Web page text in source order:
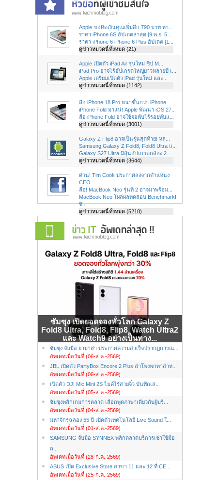
Apple ขอคิดเงินคุณเพิ่มอีก 790 บาท หา...
ราคา iPhone 6S อัปเดตล่าสุด [9 พ.ย. 5...
ราคา iPhone 6 iPhone 6 Plus อัปเดต [1...
ดูข่าวหมวดนี้ทั้งหมด (21)
Apple เปิดตัว iPad Air รุ่นใหม่ ชิป M...
iPad Pro อาจไร้อัปเกรดใหญ่ยาวหลายปี เ...
Apple เตรียมเปิดตัว iPad รุ่นใหม่ และ...
ดูข่าวหมวดนี้ทั้งหมด (1142)
ลือ iPhone 18 Pro หนาขึ้นกว่า iPhone ...
iPhone Fold มาแน่! Apple พัฒนา iOS 27...
ลือ iPhone Fold อาจใช้จอพับไร้รอยพับแ...
ดูข่าวหมวดนี้ทั้งหมด (3001)
Galaxy Z Flip8 อาจเป็นรุ่นสุดท้าย! หล...
Samsung Galaxy Z Fold8, Fold8 Ultra แ...
Galaxy S27 Ultra มีลุ้นอัปเกรดกล้อง 2...
ดูข่าวหมวดนี้ทั้งหมด (3644)
ด่วน! Tim Cook ประกาศลงจากตำแหน่ง
CEO...
ลือ! MacBook Neo รุ่นที่ 2 อาจมาพร้อม...
MacBook Neo โผล่ผลทดสอบ Benchmark!
ชิ...
ดูข่าวหมวดนี้ทั้งหมด (5218)
ซัมซุง เปิดยอดจองทั่วโลก Galaxy Z
Fold8 Ultra, Fold8, Flip8, Watch Ultra2
และ Watch9 อย่างเป็นทาง...
ซัมซุง จับมือ ยามาฮ่า ประกาศความสำเร็จปรากฏการณ...
อัพเดทเมื่อวันที่ (06-ส.ค.-2569)
JBL เปิดตัว PartyBox Encore 2 Plus ลำโพงพกพาสำห...
อัพเดทเมื่อวันที่ (06-ส.ค.-2569)
เปิดตัว DJI Mic Mini 2S ไมค์ไร้สายจิ๋ว บันทึกเส...
อัพเดทเมื่อวันที่ (05-ส.ค.-2569)
ซัมซุงพลิกเกมการตลาด เลือกพูดภาษาเดียวกับผู้บริ...
อัพเดทเมื่อวันที่ (04-ส.ค.-2569)
มหาจักรฉลอง 55 ปี เปิดตัวเทคโนโลยี Live Sound ใ...
อัพเดทเมื่อวันที่ (01-ส.ค.-2569)
SAMSUNG จับมือ SYNNEX พลิกตลาดบริการเช่าใช้มือ
ถ...
อัพเดทเมื่อวันที่ (28-ก.ค.-2569)
ASUS เปิด Exclusive Store สาขา 11 และ 12 ที่ CE...
อัพเดทเมื่อวันที่ (25-ก.ค.-2569)